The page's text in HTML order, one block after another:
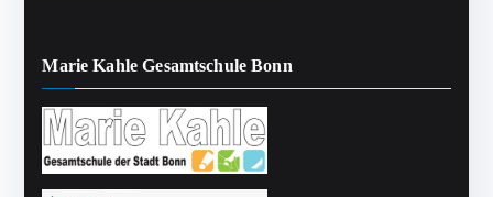
Marie Kahle Gesamtschule Bonn